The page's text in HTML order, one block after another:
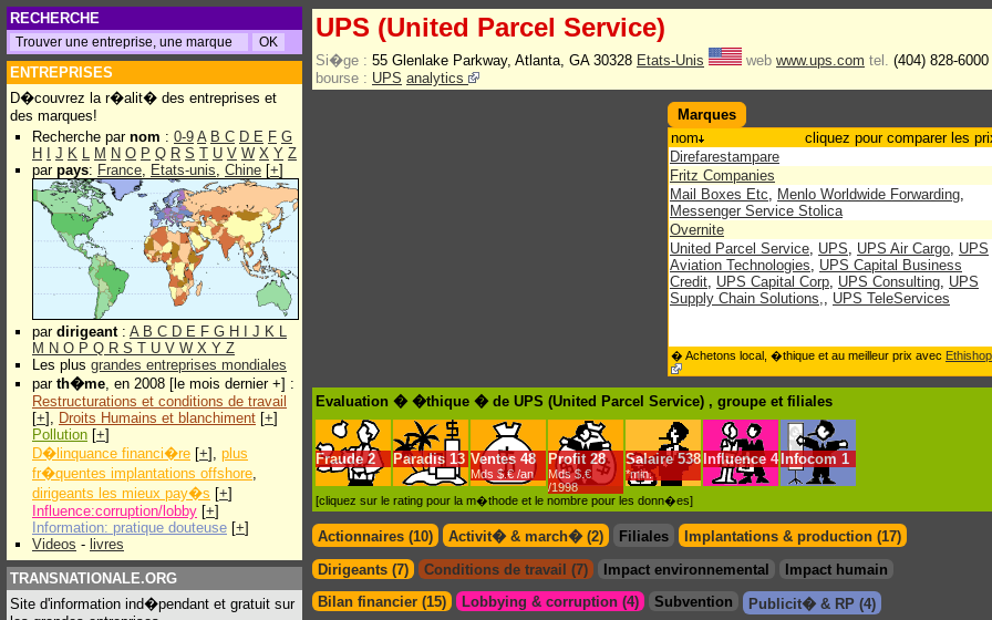
RECHERCHE
ENTREPRISES
D�couvrez la r�alit� des entreprises et
des marques!
Recherche par nom : 0-9 A B C D E F G
H
J K L M N O P Q R S T U V W X Y Z
par pays: France, Etats-unis, Chine [+]
par dirigeant: A B C D E F G H J K L
M N O P Q R S T U V W X Y Z
Les plus grandes entreprises mondiales
par th�me, en 2008 [le mois dernier +] :
Restructurations et conditions de travail
[+], Droits Humains et blanchiment [+]
Pollution [+]
D�linquance financi�re [+], plus
fr�quentes implantations offshore,
dirigeants les mieux pay�s [+]
Influence:corruption/lobby [+]
Information: pratique douteuse [+]
Videos - livres
TRANSNATIONALE.ORG
Site d'information ind�pendant et gratuit sur
UPS (United Parcel Service)
Si�ge : 55 Glenlake Parkway, Atlanta, GA 30328 Etats-Unis web www.ups.com tel. (404) 828-6000
bourse : UPS analytics
Marques
nom
cliquez pour comparer les
Direfarestampare
Fritz Companies
Mail Boxes Etc, Menlo Worldwide Forwarding,
Messenger Service Stolica
Overnite
United Parcel Service, UPS, UPS Air Cargo, UPS
Aviation Technologies, UPS Capital Business
Credit, UPS Capital Corp, UPS Consulting, UPS
Supply Chain Solutions,, UPS TeleServices
� Achetons local, �thique et au meilleur prix avec Ethishop
Evaluation � �thique � de UPS (United Parcel Service) , groupe et filiales
Fraude 2 Paradis 13 Ventes 48
Mds $.€ /an
Profit 28
Mds $.€
/1998
Salaire 538
*min.
Influence 4 Infocom 1
[cliquez sur le rating pour la m�thode et le nombre pour les donn�es]
Actionnaires (10) Activit� & march� (2) Filiales
Implantations & production (17)
Dirigeants (7)
Conditions de travail (7) Impact environnemental
Impact humain
Bilan financier (15)
Lobbying & corruption (4) Subvention Publicit� & RP (4)